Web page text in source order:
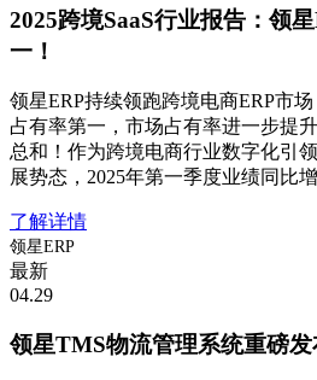
2025跨境SaaS行业报告：领
一！
领星ERP持续领跑跨境电商ERP市
占有率第一，市场占有率进一步提
总和！作为跨境电商行业数字化引
展势态，2025年第一季度业绩同比增
了解详情
领星ERP
最新
04.29
领星TMS物流管理系统重磅发